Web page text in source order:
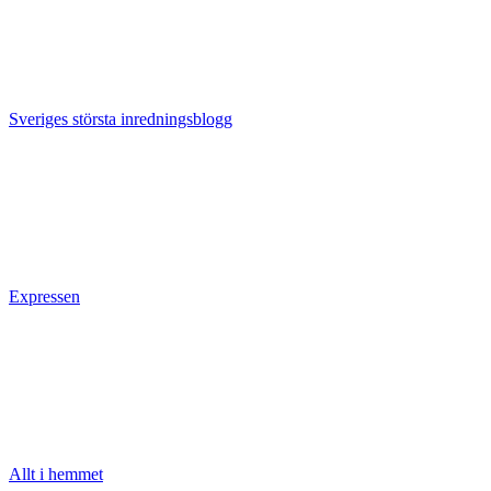
Sveriges största inredningsblogg
Expressen
Allt i hemmet